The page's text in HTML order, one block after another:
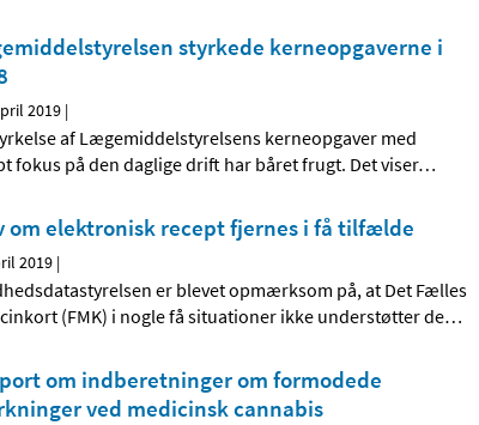
styrkede kerneopgaverne i
2019 |
af Lægemiddelstyrelsens kerneopgaver med
fokus på den daglige drift har båret frugt. Det viser…
om elektronisk recept fjernes i få tilfælde
2019 |
er blevet opmærksom på, at Det Fælles
(FMK) i nogle få situationer ikke understøtter de…
om indberetninger om formodede
ved medicinsk cannabis